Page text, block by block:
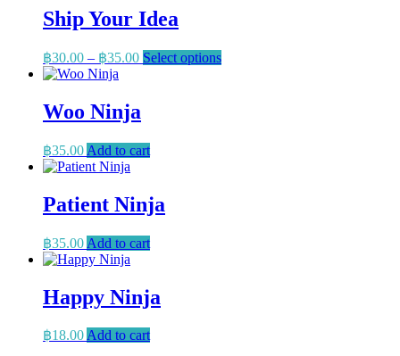
Ship Your Idea
฿30.00 – ฿35.00Price
฿35.00
Select optionsThis
Woo Ninja
฿35.00 Add to cart
Patient Ninja
฿35.00 Add to cart
Happy Ninja
฿18.00Add to cart